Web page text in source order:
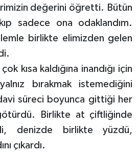
değerini öğretti. Bütün
sadece ona odaklandım.
birlikte elimizden gelen
kısa kaldığına inandığı için
bırakmak istemediğini
süreci boyunca gittiği her
Birlikte at çiftliğinde
denizde birlikte yüzdü,
çıkardı.